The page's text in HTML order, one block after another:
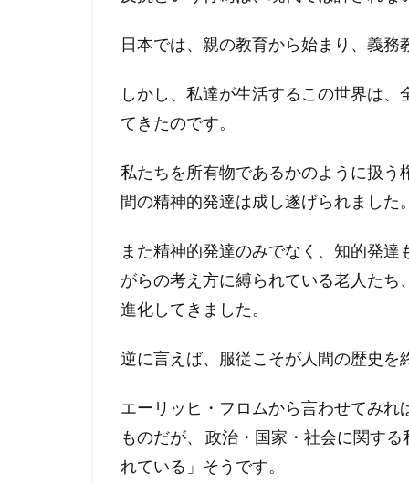
日本では、親の教育から始まり、義
しかし、私達が生活するこの世界は
てきたのです。
私たちを所有物であるかのように扱
間の精神的発達は成し遂げられました
また精神的発達のみでなく、知的発
がらの考え方に縛られている老人た
進化してきました。
逆に言えば、服従こそが人間の歴史を
エーリッヒ・フロムから言わせてみ
ものだが、 政治・国家・社会に関す
れている」そうです。